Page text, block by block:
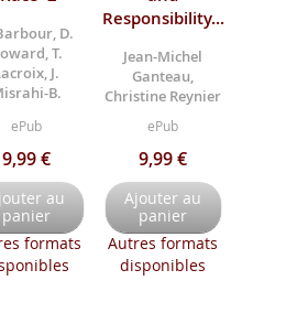
D.
T.
J.
B.
ePub
9,99 €
au
panier
formats
Responsibility...
Jean-Michel
Ganteau,
Christine Reynier
ePub
9,99 €
Ajouter au
panier
Autres formats
disponibles